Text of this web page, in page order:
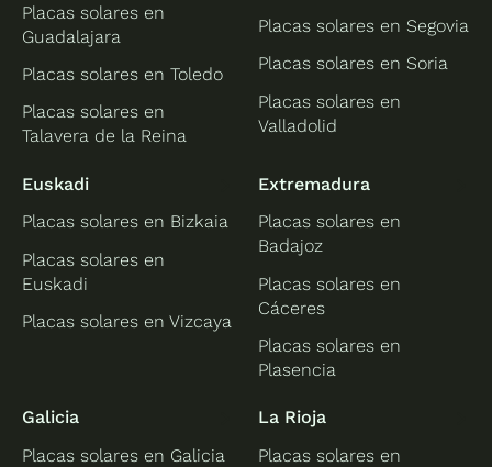
Placas solares en
Guadalajara
Placas solares en Toledo
Placas solares en
Talavera de la Reina
Placas solares en Segovia
Placas solares en Soria
Placas solares en
Valladolid
Euskadi
Placas solares en Bizkaia
Placas solares en
Euskadi
Placas solares en Vizcaya
Extremadura
Placas solares en
Badajoz
Placas solares en
Cáceres
Placas solares en
Plasencia
Galicia
Placas solares en Galicia
La Rioja
Placas solares en